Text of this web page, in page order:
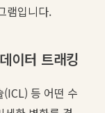
램입니다.
이터 트래킹
등 어떤 수